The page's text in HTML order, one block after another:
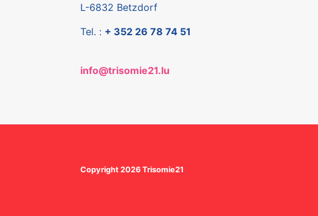
L-6832 Betzdorf
Tel. : + 352 26 78 74 51
info@trisomie21.lu
Copyright 2026 Trisomie21